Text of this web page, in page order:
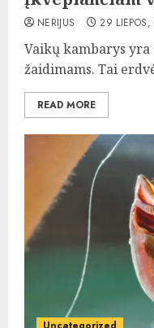
NERIJUS 29
Vaikų kambarys
žaidimams. Tai
READ MORE